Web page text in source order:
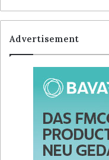
Advertisement